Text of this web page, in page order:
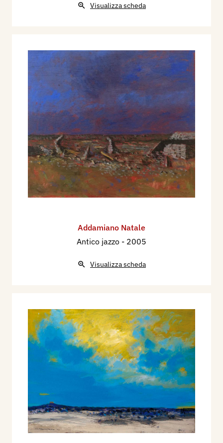
Visualizza scheda
Addamiano Natale
Antico jazzo - 2005
Visualizza scheda